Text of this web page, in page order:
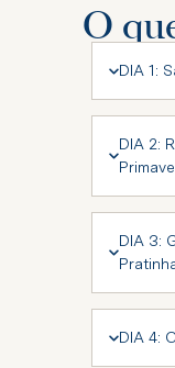
O
DIA 1:
DIA 2:
DIA 3:
DIA 4: